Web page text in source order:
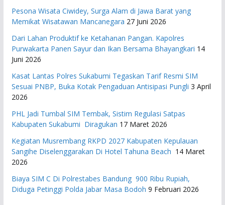
Pesona Wisata Ciwidey, Surga Alam di Jawa Barat yang
Memikat Wisatawan Mancanegara 27 Juni 2026
Dari Lahan Produktif ke Ketahanan Pangan. Kapolres
Purwakarta Panen Sayur dan Ikan Bersama Bhayangkari 14
Juni 2026
Kasat Lantas Polres Sukabumi Tegaskan Tarif Resmi SIM
Sesuai PNBP, Buka Kotak Pengaduan Antisipasi Pungli 3 April
2026
PHL Jadi Tumbal SIM Tembak, Sistim Regulasi Satpas
Kabupaten Sukabumi Diragukan 17 Maret 2026
Kegiatan Musrembang RKPD 2027 ​Kabupaten Kepulauan
Sangihe Diselenggarakan Di Hotel Tahuna Beach 14 Maret
2026
Biaya SIM C Di Polrestabes Bandung 900 Ribu Rupiah,
Diduga Petinggi Polda Jabar Masa Bodoh 9 Februari 2026